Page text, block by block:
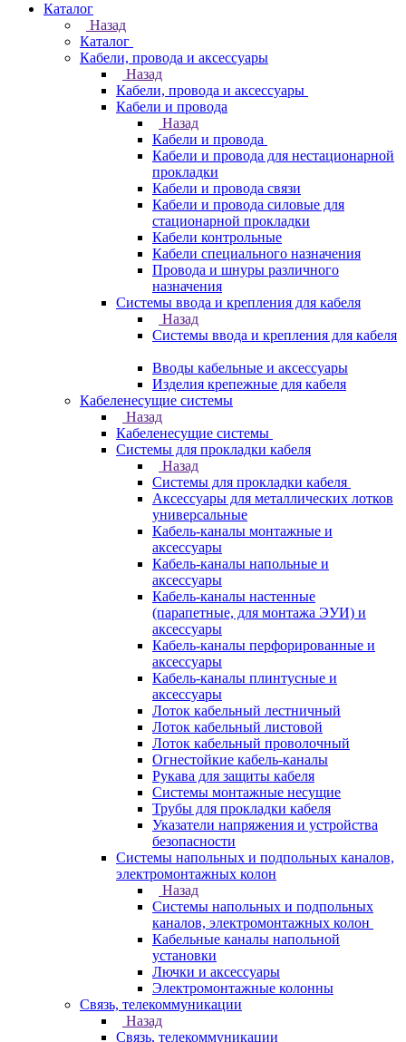
Каталог
Назад
Каталог
Кабели, провода и аксессуары
Назад
Кабели, провода и аксессуары
Кабели и провода
Назад
Кабели и провода
Кабели и провода для нестационарной
прокладки
Кабели и провода связи
Кабели и провода силовые для
стационарной прокладки
Кабели контрольные
Кабели специального назначения
Провода и шнуры различного
назначения
Системы ввода и крепления для кабеля
Назад
Системы ввода и крепления для кабеля
Вводы кабельные и аксессуары
Изделия крепежные для кабеля
Кабеленесущие системы
Назад
Кабеленесущие системы
Системы для прокладки кабеля
Назад
Системы для прокладки кабеля
Аксессуары для металлических лотков
универсальные
Кабель-каналы монтажные и
аксессуары
Кабель-каналы напольные и
аксессуары
Кабель-каналы настенные
(парапетные, для монтажа ЭУИ) и
аксессуары
Кабель-каналы перфорированные и
аксессуары
Кабель-каналы плинтусные и
аксессуары
Лоток кабельный лестничный
Лоток кабельный листовой
Лоток кабельный проволочный
Огнестойкие кабель-каналы
Рукава для защиты кабеля
Системы монтажные несущие
Трубы для прокладки кабеля
Указатели напряжения и устройства
безопасности
Системы напольных и подпольных каналов,
электромонтажных колон
Назад
Системы напольных и подпольных
каналов, электромонтажных колон
Кабельные каналы напольной
установки
Лючки и аксессуары
Электромонтажные колонны
Связь, телекоммуникации
Назад
Связь, телекоммуникации